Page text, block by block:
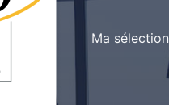
Ma sélection